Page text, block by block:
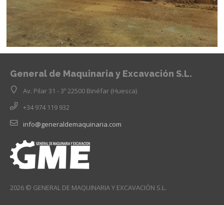
2026 © GENERAL DE MAQUINARIA Y EXCAVACIÓN S.L.
General de Maquinaria y Excavación S.L.
Av. Pilar 31 - 3º 22500 Binéfar (Huesca)
+34 974 119 932
info@generaldemaquinaria.com